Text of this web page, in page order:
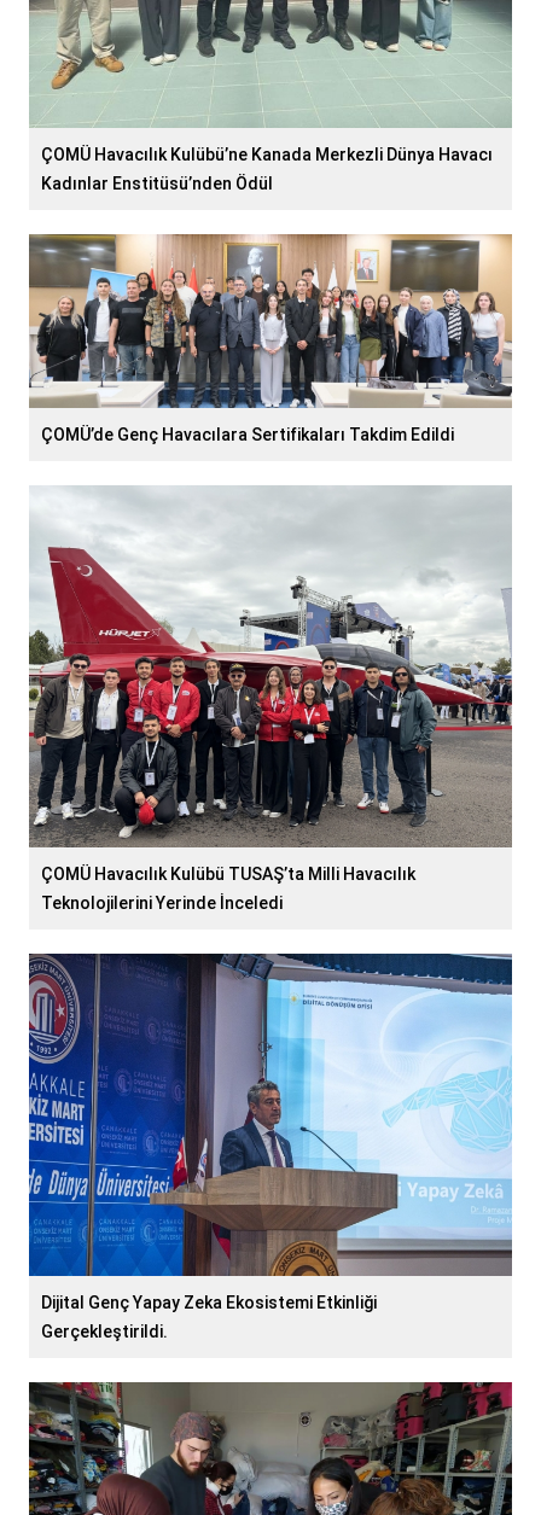
ÇOMÜ Havacılık Kulübü’ne Kanada Merkezli Dünya Havacı
Kadınlar Enstitüsü’nden Ödül
ÇOMÜ’de Genç Havacılara Sertifikaları Takdim Edildi
ÇOMÜ Havacılık Kulübü TUSAŞ’ta Milli Havacılık
Teknolojilerini Yerinde İnceledi
Dijital Genç Yapay Zeka Ekosistemi Etkinliği
Gerçekleştirildi.